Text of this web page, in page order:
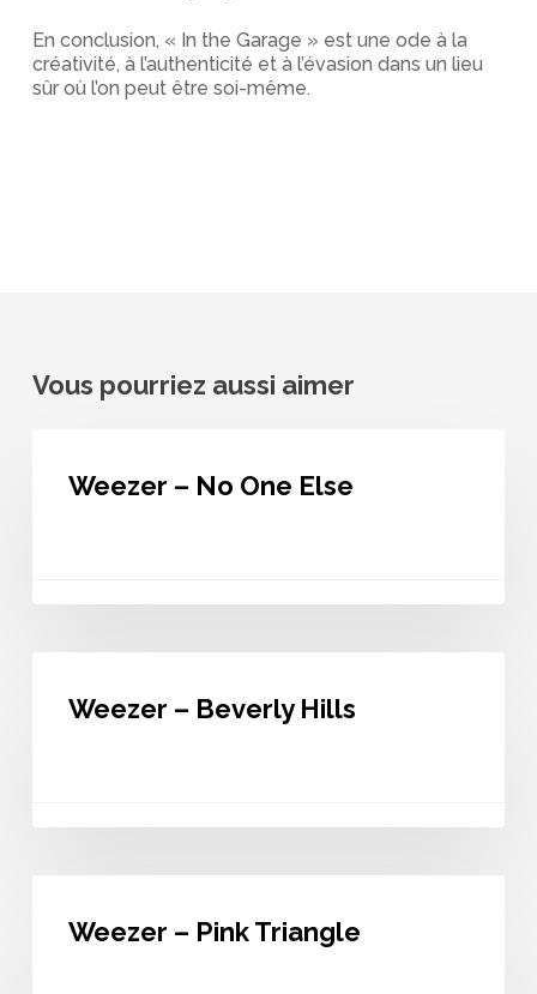
En conclusion, « In the Garage » est une ode à la
créativité, à l’authenticité et à l’évasion dans un lieu
sûr où l’on peut être soi-même.
Vous pourriez aussi aimer
Weezer – No One Else
Beverly
Weezer – Beverly Hills
Weezer – Pink Triangle